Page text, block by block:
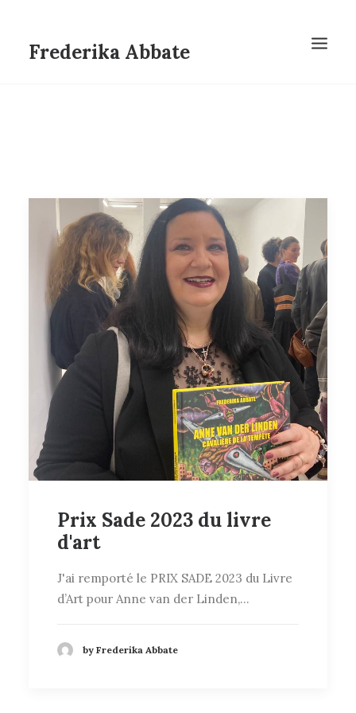
Frederika Abbate
Prix Sade 2023 du livre
d'art
J'ai remporté le PRIX SADE 2023 du Livre
d’Art pour Anne van der Linden,…
by Frederika Abbate